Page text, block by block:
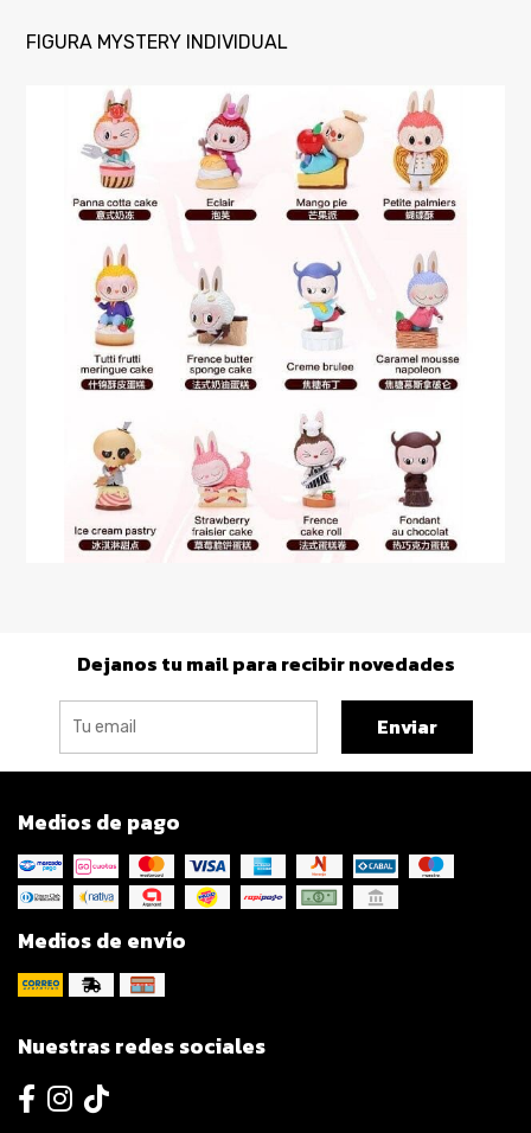
FIGURA MYSTERY INDIVIDUAL
Dejanos tu mail para recibir novedades
Enviar
Medios de pago
Medios de envío
Nuestras redes sociales